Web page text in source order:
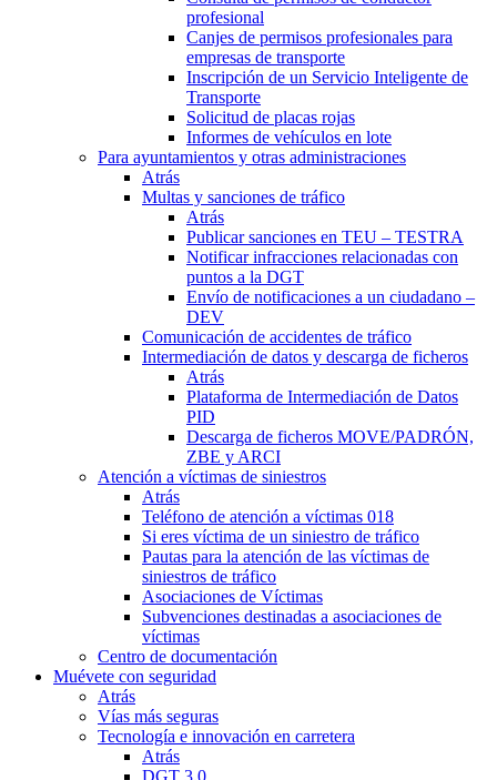
profesional
Canjes de permisos profesionales para
empresas de transporte
Inscripción de un Servicio Inteligente de
Transporte
Solicitud de placas rojas
Informes de vehículos en lote
Para ayuntamientos y otras administraciones
Atrás
Multas y sanciones de tráfico
Atrás
Publicar sanciones en TEU – TESTRA
Notificar infracciones relacionadas con
puntos a la DGT
Envío de notificaciones a un ciudadano –
DEV
Comunicación de accidentes de tráfico
Intermediación de datos y descarga de ficheros
Atrás
Plataforma de Intermediación de Datos
PID
Descarga de ficheros MOVE/PADRÓN,
ZBE y ARCI
Atención a víctimas de siniestros
Atrás
Teléfono de atención a víctimas 018
Si eres víctima de un siniestro de tráfico
Pautas para la atención de las víctimas de
siniestros de tráfico
Asociaciones de Víctimas
Subvenciones destinadas a asociaciones de
víctimas
Centro de documentación
Muévete con seguridad
Atrás
Vías más seguras
Tecnología e innovación en carretera
Atrás